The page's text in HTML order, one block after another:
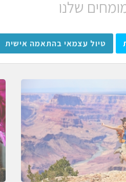
שלנו
טיול עצמאי בהתאמה אישית